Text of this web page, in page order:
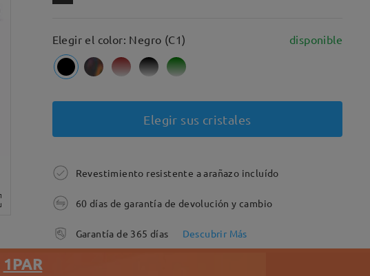
Elegir el color: Negro (C1) disponible
Elegir sus cristales
Revestimiento resistente a arañazo incluído
60 días de garantía de devolución y cambio
Garantía de 365 días Descubrir Más
1PAR